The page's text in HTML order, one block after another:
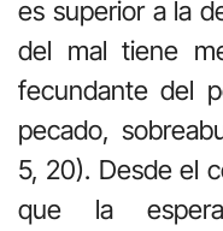
es superior a la
del mal tiene
fecundante del
pecado,
5, 20). Desde el
que la